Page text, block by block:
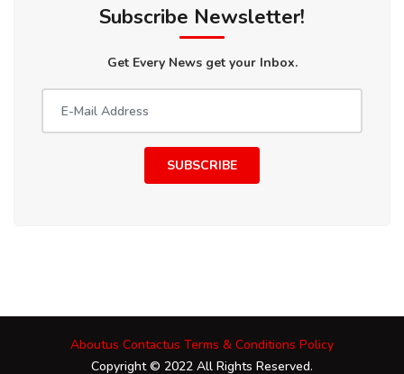
Subscribe Newsletter!
Get Every News get your Inbox.
SUBSCRIBE
Aboutus Contactus Terms & Conditions Policy
Copyright © 2022 All Rights Reserved.